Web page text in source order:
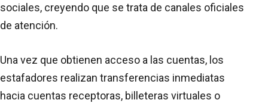
sociales, creyendo que se trata de canales oficiales
de atención.
Una vez que obtienen acceso a las cuentas, los
estafadores realizan transferencias inmediatas
hacia cuentas receptoras, billeteras virtuales o